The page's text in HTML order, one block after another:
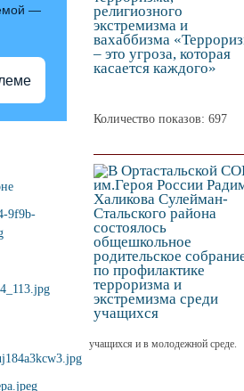
—
Количество показов: 697
учащихся и в молодежной среде.